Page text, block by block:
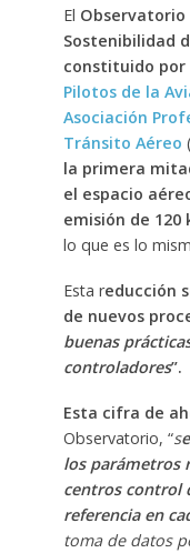
El Observatorio
Sostenibilidad
constituido por
Pilotos de la
Asociación
Tránsito Aéreo
la primera
el espacio
emisión de 120
lo que es lo
Esta reducción
de nuevos
buenas
controladores”.
Esta cifra de
Observatorio, “s
los parámetros
centros control
referencia en
toma de datos